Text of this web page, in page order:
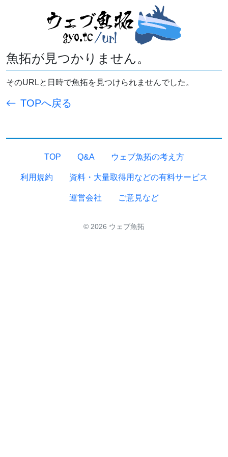
魚拓が見つかりません。
そのURLと日時で魚拓を見つけられませんでした。
TOPへ戻る
TOP Q&A ウェブ魚拓の考え方
利用規約 資料・大量取得用などの有料サービス
運営会社 ご意見など
© 2026 ウェブ魚拓